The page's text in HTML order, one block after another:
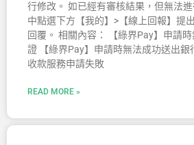
行修改。 如已經有審核結果，但無法
中點選下方【我的】>【線上回報】提
回覆。 相關內容： 【綠界Pay】申請
證 【綠界Pay】申請時無法成功送出銀
收款服務申請失敗
READ MORE »